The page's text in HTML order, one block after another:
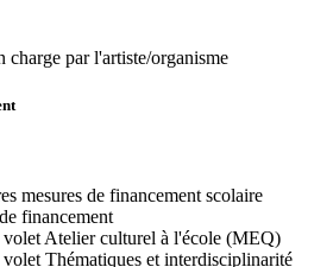
charge par l'artiste/organisme
mesures de financement scolaire
financement
Atelier culturel à l'école (MEQ)
Thématiques et interdisciplinarité